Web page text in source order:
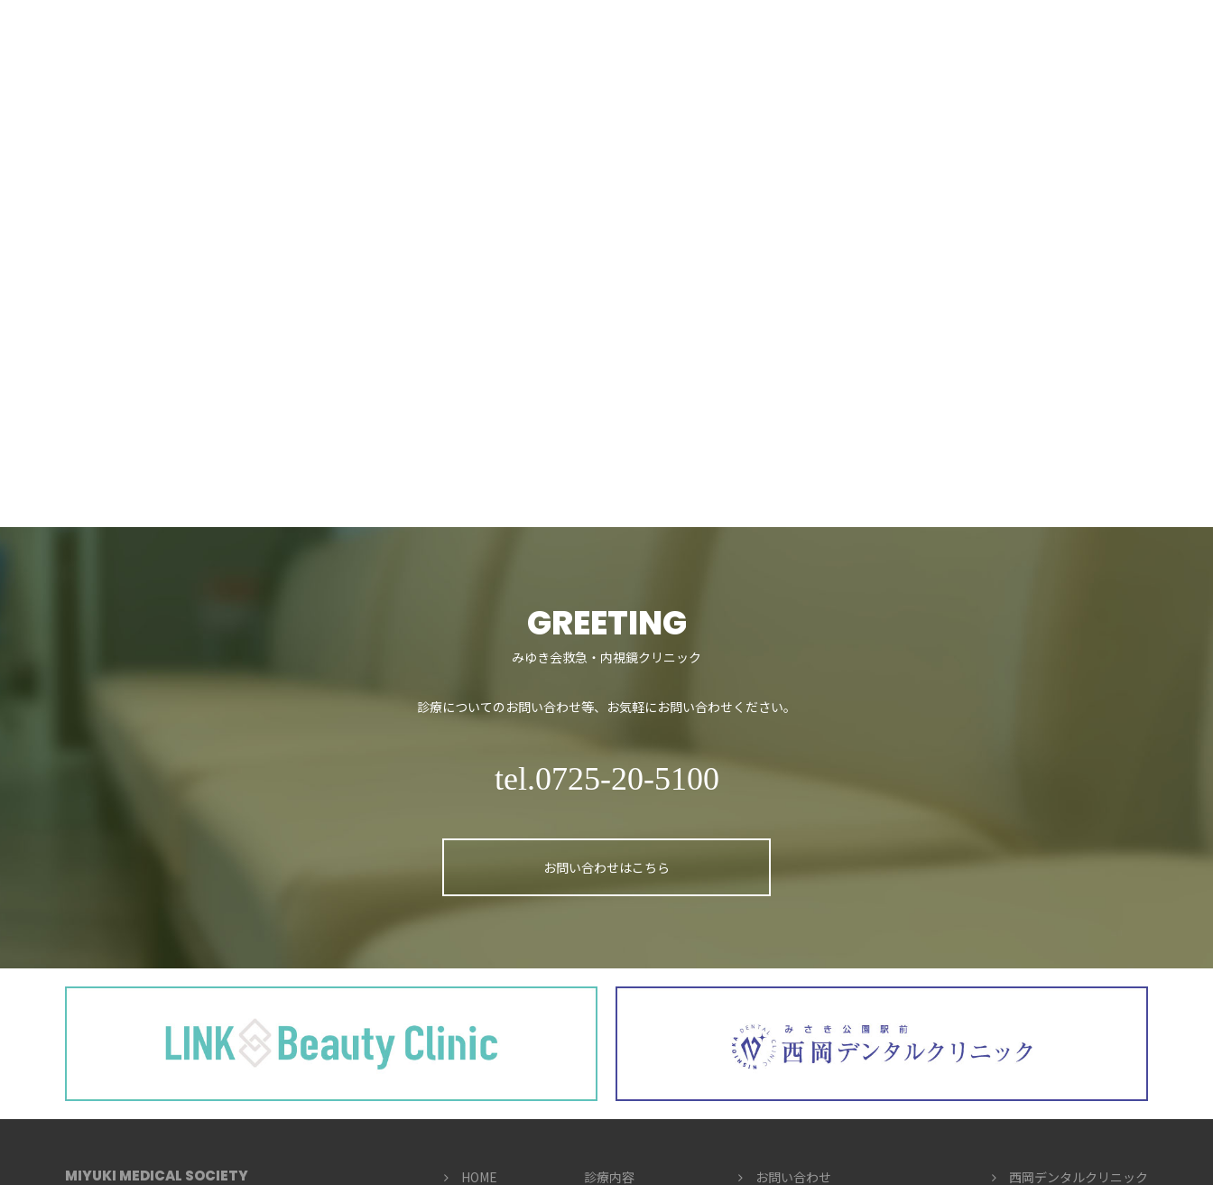
GREETING
みゆき会救急・内視鏡クリニック
診療についてのお問い合わせ等、 お気軽にお問い合わせください。
tel.0725-20-5100
お問い合わせはこちら
HOME 診療内容 お問い合わせ 西岡デンタルクリニック
MIYUKI MEDICAL SOCIETY